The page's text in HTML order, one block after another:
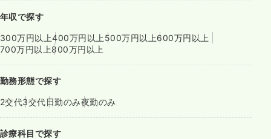
年収で探す
300万円以上400万円以上 500万円以上600万円以上
700万円以上800万円以上
勤務形態で探す
2交代3交代日勤のみ夜勤のみ
診療科目で探す